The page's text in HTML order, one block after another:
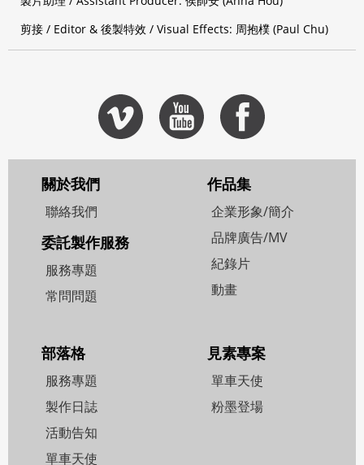
剪接 / Editor & 後製特效 / Visual Effects: 周抱樸 (Paul Chu)
關於我們
聯絡我們
委託製作服務
服務專題
常問問題
作品集
企業形象/簡介
品牌廣告/MV
紀錄片
動畫
部落格
服務專題
製作日誌
活動告知
單車天使
見素專案
單車天使
粉墨登場